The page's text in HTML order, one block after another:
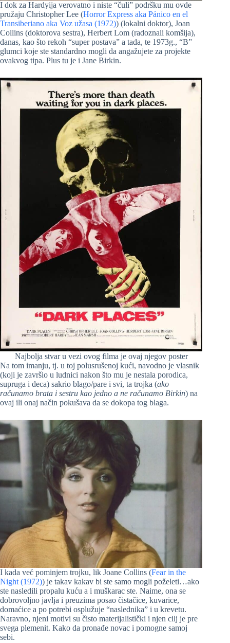
I dok za Hardyija verovatno i niste “čuli” podršku mu ovde
pružaju Christopher Lee (Horror Express aka Pánico en el
Transiberiano aka Voz užasa (1972)) (lokalni doktor), Joan
Collins (doktorova sestra), Herbert Lom (radoznali komšija),
danas, kao što rekoh “super postava” a tada, te 1973g., “B”
glumci koje ste standardno mogli da angažujete za projekte
ovakvog tipa. Plus tu je i Jane Birkin.
Najbolja stvar u vezi ovog filma je ovaj njegov poster
Na tom imanju, tj. u toj polusrušenoj kući, navodno je vlasnik
(koji je završio u ludnici nakon što mu je nestala porodica,
supruga i deca) sakrio blago/pare i svi, ta trojka (ako
računamo brata i sestru kao jedno a ne računamo Birkin) na
ovaj ili onaj način pokušava da se dokopa tog blaga.
I kada već pominjem trojku, lik Joane Collins (Fear in the
Night (1972)) je takav kakav bi ste samo mogli poželeti…ako
ste nasledili propalu kuću a i muškarac ste. Naime, ona se
dobrovoljno javlja i preuzima posao čistačice, kuvarice,
domaćice a po potrebi osplužuje “naslednika” i u krevetu.
Naravno, njeni motivi su čisto materijalistički i njen cilj je pre
svega plemenit. Kako da pronađe novac i pomogne samoj
sebi.